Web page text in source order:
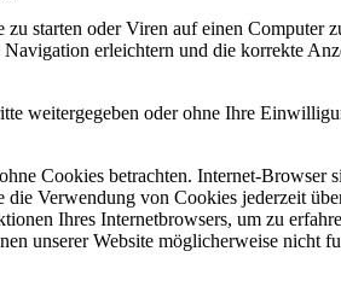
starten oder Viren auf einen Computer
erleichtern und die korrekte
weitergegeben oder ohne Ihre
Cookies betrachten. Internet-Browser
Verwendung von Cookies jederzeit
Ihres Internetbrowsers, um zu
unserer Website möglicherweise nicht